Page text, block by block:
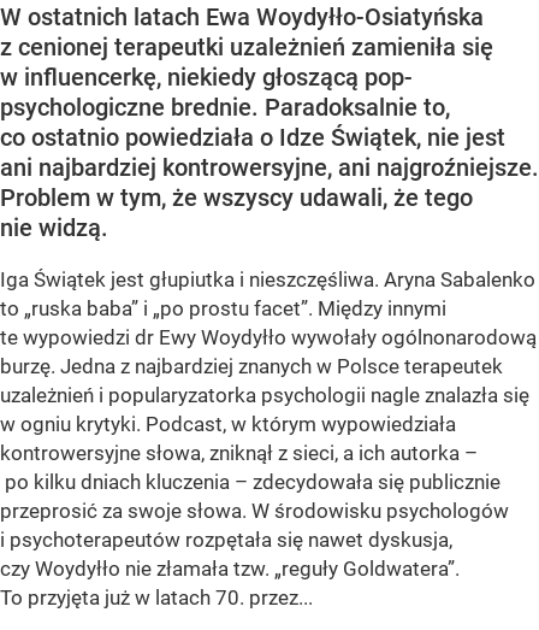
W ostatnich latach Ewa Woydyłło-Osiatyńska
z cenionej terapeutki uzależnień zamieniła się
w influencerkę, niekiedy głoszącą pop-
psychologiczne brednie. Paradoksalnie to,
co ostatnio powiedziała o Idze Świątek, nie jest
ani najbardziej kontrowersyjne, ani najgroźniejsze.
Problem w tym, że wszyscy udawali, że tego
nie widzą.
Iga Świątek jest głupiutka i nieszczęśliwa. Aryna Sabalenko
to „ruska baba” i „po prostu facet”. Między innymi
te wypowiedzi dr Ewy Woydyłło wywołały ogólnonarodową
burzę. Jedna z najbardziej znanych w Polsce terapeutek
uzależnień i popularyzatorka psychologii nagle znalazła się
w ogniu krytyki. Podcast, w którym wypowiedziała
kontrowersyjne słowa, zniknął z sieci, a ich autorka –
po kilku dniach kluczenia – zdecydowała się publicznie
przeprosić za swoje słowa. W środowisku psychologów
i psychoterapeutów rozpętała się nawet dyskusja,
czy Woydyłło nie złamała tzw. „reguły Goldwatera”.
To przyjęta już w latach 70. przez...